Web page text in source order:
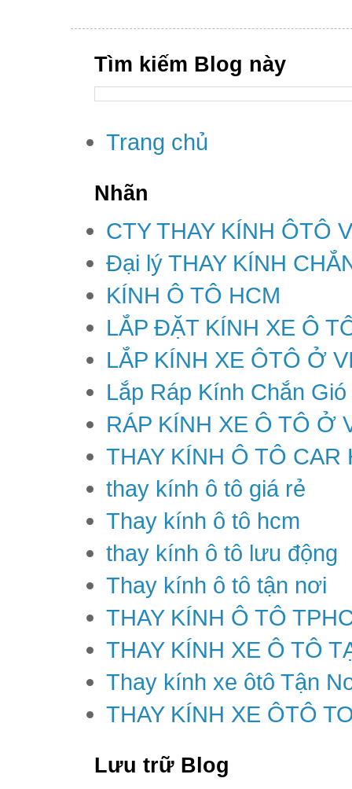
Tìm kiếm Blog này
Trang chủ
Nhãn
CTY THAY KÍNH ÔTÔ
Đại lý THAY KÍNH
KÍNH Ô TÔ HCM
LẮP ĐẶT KÍNH XE Ô
LẮP KÍNH XE ÔTÔ Ở
Lắp Ráp Kính Chắn
RÁP KÍNH XE Ô TÔ Ở
THAY KÍNH Ô TÔ CAR
thay kính ô tô giá rẻ
Thay kính ô tô hcm
thay kính ô tô lưu động
Thay kính ô tô tận nơi
THAY KÍNH Ô TÔ
THAY KÍNH XE Ô TÔ
Thay kính xe ôtô Tận
THAY KÍNH XE ÔTÔ
Lưu trữ Blog